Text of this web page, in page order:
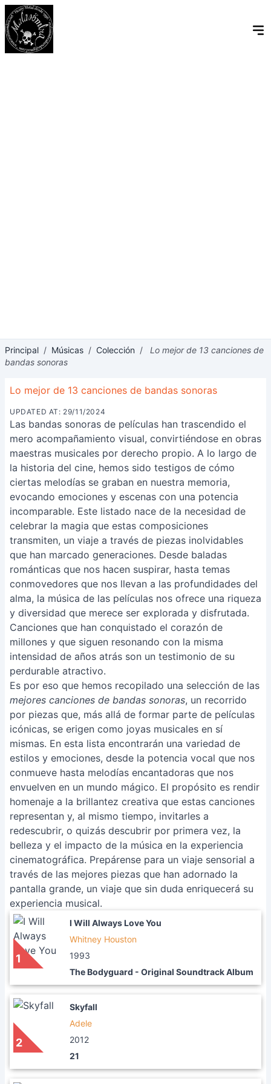
Principal / Músicas / Colección /
Lo mejor de 13 canciones de
bandas sonoras
Lo mejor de 13 canciones de bandas sonoras
UPDATED AT: 29/11/2024
Las bandas sonoras de películas han trascendido el
mero acompañamiento visual, convirtiéndose en obras
maestras musicales por derecho propio. A lo largo de
la historia del cine, hemos sido testigos de cómo
ciertas melodías se graban en nuestra memoria,
evocando emociones y escenas con una potencia
incomparable. Este listado nace de la necesidad de
celebrar la magia que estas composiciones
transmiten, un viaje a través de piezas inolvidables
que han marcado generaciones. Desde baladas
románticas que nos hacen suspirar, hasta temas
conmovedores que nos llevan a las profundidades del
alma, la música de las películas nos ofrece una riqueza
y diversidad que merece ser explorada y disfrutada.
Canciones que han conquistado el corazón de
millones y que siguen resonando con la misma
intensidad de años atrás son un testimonio de su
perdurable atractivo.
Es por eso que hemos recopilado una selección de las
mejores canciones de bandas sonoras, un recorrido
por piezas que, más allá de formar parte de películas
icónicas, se erigen como joyas musicales en sí
mismas. En esta lista encontrarán una variedad de
estilos y emociones, desde la potencia vocal que nos
conmueve hasta melodías encantadoras que nos
envuelven en un mundo mágico. El propósito es rendir
homenaje a la brillantez creativa que estas canciones
representan y, al mismo tiempo, invitarles a
redescubrir, o quizás descubrir por primera vez, la
belleza y el impacto de la música en la experiencia
cinematográfica. Prepárense para un viaje sensorial a
través de las mejores piezas que han adornado la
pantalla grande, un viaje que sin duda enriquecerá su
experiencia musical.
1
I Will Always Love You
Whitney Houston
1993
The Bodyguard - Original Soundtrack Album
2
Skyfall
Adele
2012
21